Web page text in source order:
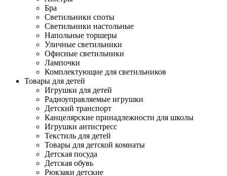
Бра
Светильники споты
Светильники настольные
Напольные торшеры
Уличные светильники
Офисные светильники
Лампочки
Комплектующие для светильников
Товары для детей
Игрушки для детей
Радиоуправляемые игрушки
Детский транспорт
Канцелярские принадлежности для школы
Игрушки антистресс
Текстиль для детей
Товары для детской комнаты
Детская посуда
Детская обувь
Рюкзаки детские